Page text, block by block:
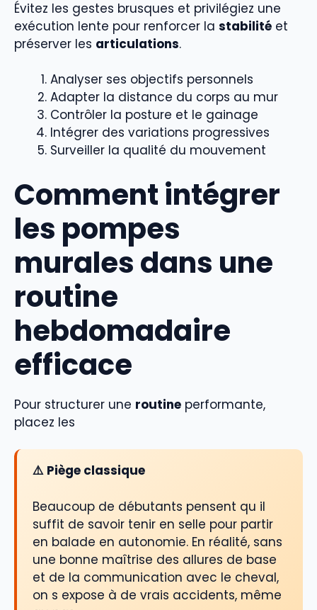
Évitez les gestes brusques et privilégiez une
exécution lente pour renforcer la stabilité et
préserver les articulations.
Analyser ses objectifs personnels
Adapter la distance du corps au mur
Contrôler la posture et le gainage
Intégrer des variations progressives
Surveiller la qualité du mouvement
Comment intégrer
les pompes
murales dans une
routine
hebdomadaire
efficace
Pour structurer une routine performante,
placez les
⚠️ Piège classique
Beaucoup de débutants pensent qu il
suffit de savoir tenir en selle pour partir
en balade en autonomie. En réalité, sans
une bonne maîtrise des allures de base
et de la communication avec le cheval,
on s expose à de vrais accidents, même